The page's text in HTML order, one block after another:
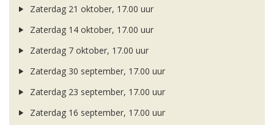
Zaterdag 21 oktober, 17.00 uur
Zaterdag 14 oktober, 17.00 uur
Zaterdag 7 oktober, 17.00 uur
Zaterdag 30 september, 17.00 uur
Zaterdag 23 september, 17.00 uur
Zaterdag 16 september, 17.00 uur